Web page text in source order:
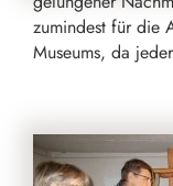
zumindest für die
Museums, da